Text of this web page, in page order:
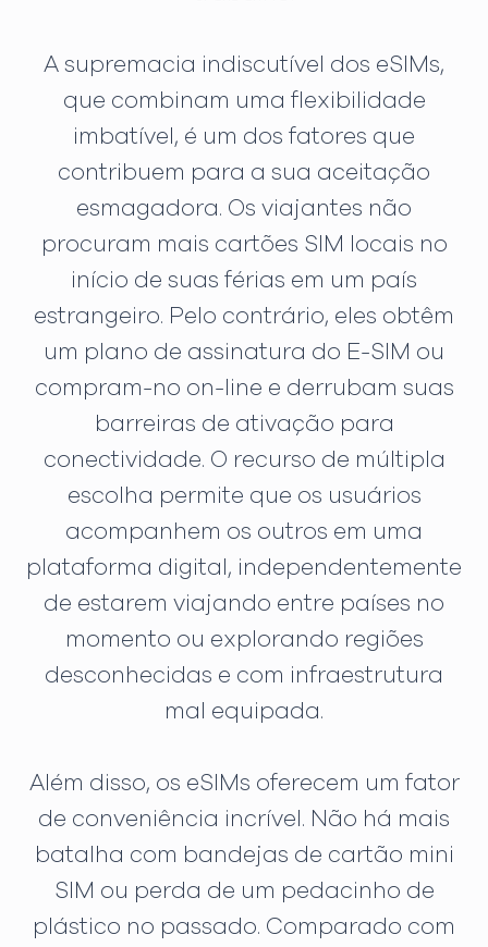
A supremacia indiscutível dos eSIMs,
que combinam uma flexibilidade
imbatível, é um dos fatores que
contribuem para a sua aceitação
esmagadora. Os viajantes não
procuram mais cartões SIM locais no
início de suas férias em um país
estrangeiro. Pelo contrário, eles obtêm
um plano de assinatura do E-SIM ou
compram-no on-line e derrubam suas
barreiras de ativação para
conectividade. O recurso de múltipla
escolha permite que os usuários
acompanhem os outros em uma
plataforma digital, independentemente
de estarem viajando entre países no
momento ou explorando regiões
desconhecidas e com infraestrutura
mal equipada.
Além disso, os eSIMs oferecem um fator
de conveniência incrível. Não há mais
batalha com bandejas de cartão mini
SIM ou perda de um pedacinho de
plástico no passado. Comparado com